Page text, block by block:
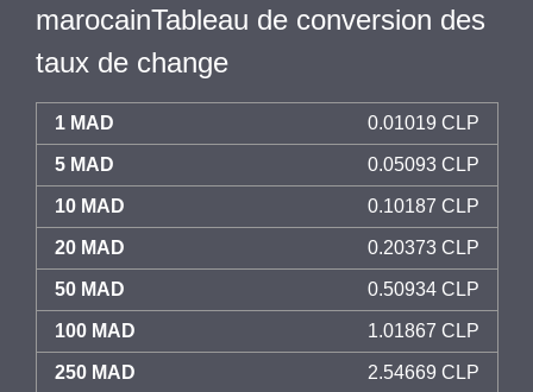
marocainTableau de conversion des
taux de change
1 MAD 0.01019 CLP
5 MAD 0.05093 CLP
10 MAD 0.10187 CLP
20 MAD 0.20373 CLP
50 MAD 0.50934 CLP
100 MAD 1.01867 CLP
250 MAD 2.54669 CLP